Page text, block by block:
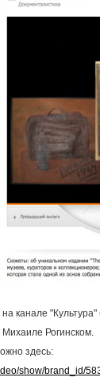
канале
Рогинском.
здесь:
show/brand_id/